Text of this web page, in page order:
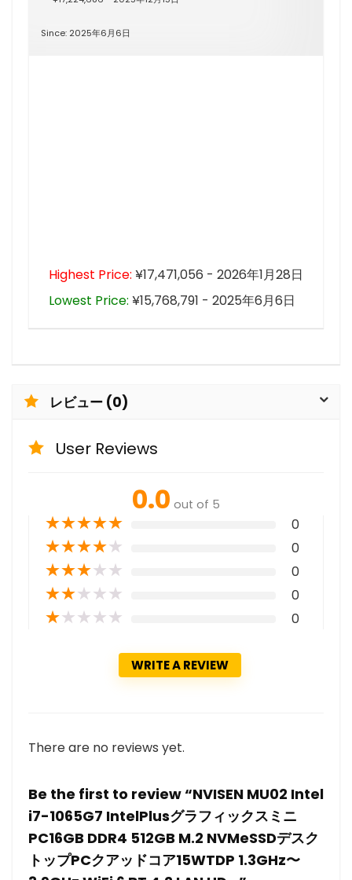
Since: 2025年6月6日
Highest Price: ¥17,471,056 - 2026年1月28日
Lowest Price: ¥15,768,791 - 2025年6月6日
レビュー (0)
User Reviews
0.0 out of 5
★★★★★ 0
★★★★★ 0
★★★★★ 0
★★★★★ 0
★★★★★ 0
WRITE A REVIEW
There are no reviews yet.
Be the first to review “NVISEN MU02 Intel
i7-1065G7 IntelPlusグラフィックスミニ
PC16GB DDR4 512GB M.2 NVMeSSDデスク
トップPCクアッドコア15WTDP 1.3GHz〜